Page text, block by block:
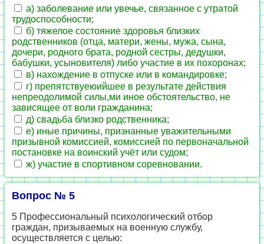
а) заболевание или увечье, связанное с утратой
трудоспособности;
б) тяжелое состояние здоровья близких
родственников (отца, матери, жены, мужа, сына,
дочери, родного брата, родной сестры, дедушки,
бабушки, усыновителя) либо участие в их похоронах;
в) нахождение в отпуске или в командировке;
г) препятствyеюийшее в результате действия
непреодолимой силы,ми иное обстоятельство, не
зависящее от воли гражданина;
д) свадьба близко родственника;
е) иные причины, признанные уважительными
призывной комиссией, комиссией по первоначальной
постановке на воинский учёт или судом;
ж) участие в спортивном соревновании.
Вопрос № 5
5 Профессиональный психологический отбор
граждан, призываемых на военную службу,
осуществляется с целью: